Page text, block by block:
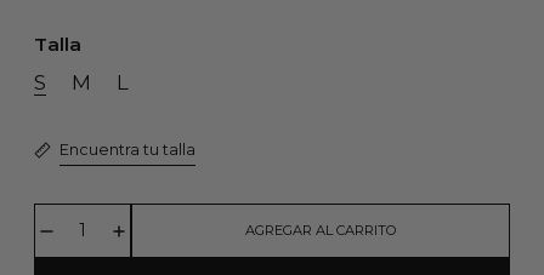
Talla
S M L
Encuentra tu talla
AGREGAR AL CARRITO